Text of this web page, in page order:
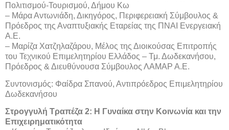
Πολιτισμού-Τουρισμού, Δήμου Κω
– Μάρα Αντωνιάδη, Δικηγόρος, Περιφερειακή Σύμβουλος &
Πρόεδρος της Αναπτυξιακής Εταρείας της ΠΝΑΙ Ενεργειακή
Α.Ε.
– Μαρίζα Χατζηλαζάρου, Μέλος της Διοικούσας Επιτροπής
του Τεχνικού Επιμελητηρίου Ελλάδος – Τμ. Δωδεκανήσου,
Πρόεδρος & Διευθύνουσα Σύμβουλος ΛΑΜΑΡ Α.Ε.
Συντονισμός: Φαίδρα Σπανού, Αντιπρόεδρος Επιμελητηρίου
Δωδεκανήσου
Στρογγυλή Τραπέζα 2: Η Γυναίκα στην Κοινωνία και την
Επιχειρηματικότητα